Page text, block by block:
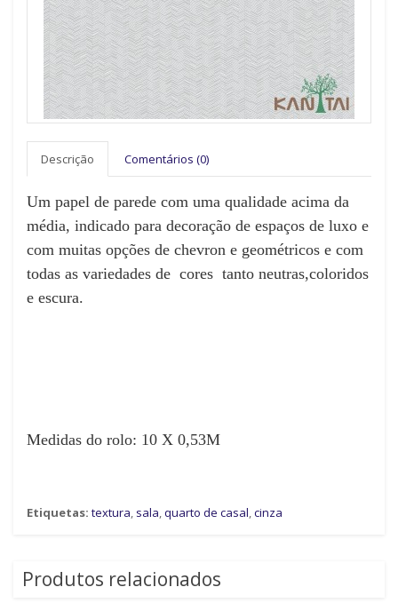
Descrição Comentários (0)
Um papel de parede com uma qualidade acima da
média, indicado para decoração de espaços de luxo e
com muitas opções de chevron e geométricos e com
todas as variedades de cores tanto neutras,coloridos
e escura.
Medidas do rolo: 10 X 0,53M
Etiquetas: textura, sala,quarto de casal,cinza
Produtos relacionados